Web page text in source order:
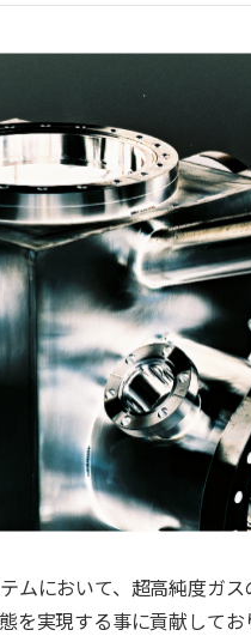
ムにおいて、超高純度ガ
を実現する事に貢献して